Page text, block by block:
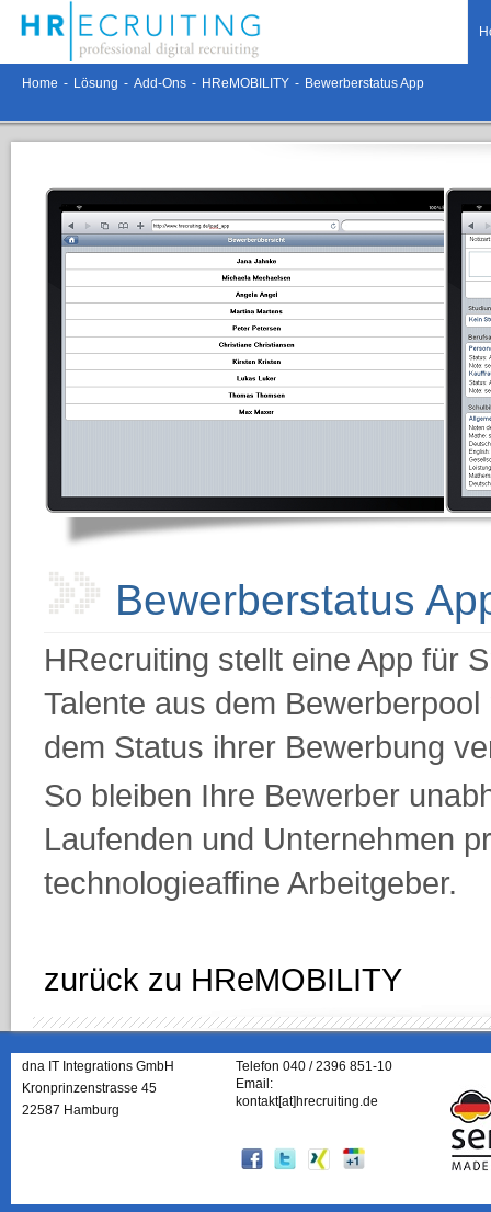
Home - Lösung - Add-Ons - HReMOBILITY - Bewerberstatus App
Bewerberstatus
HRecruiting stellt eine App für
Talente aus dem
dem Status ihrer Bewerbung
So bleiben Ihre Bewerber
Laufenden und Unternehmen
technologieaffine Arbeitgeber.
zurück zu HReMOBILITY
dna IT Integrations GmbH
Kronprinzenstrasse 45
22587 Hamburg
Telefon 040 / 2396 851-10
Email:
kontakt[at]hrecruiting.de